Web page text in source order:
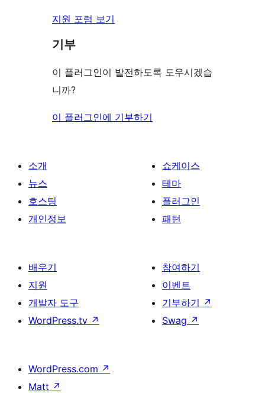
지원 포럼 보기
기부
이 플러그인이 발전하도록 도우시겠습
니까?
이 플러그인에 기부하기
소개
뉴스
호스팅
개인정보
쇼케이스
테마
플러그인
패턴
배우기
지원
개발자 도구
WordPress.tv ↗
참여하기
이벤트
기부하기 ↗
Swag ↗
WordPress.com ↗
Matt ↗